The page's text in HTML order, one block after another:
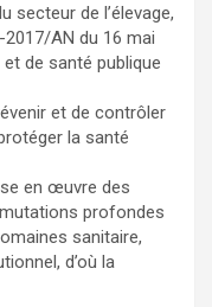
secteur de l’élevage,
AN du 16 mai
de santé publique
et de contrôler
la santé
en œuvre des
profondes
sanitaire,
d’où la